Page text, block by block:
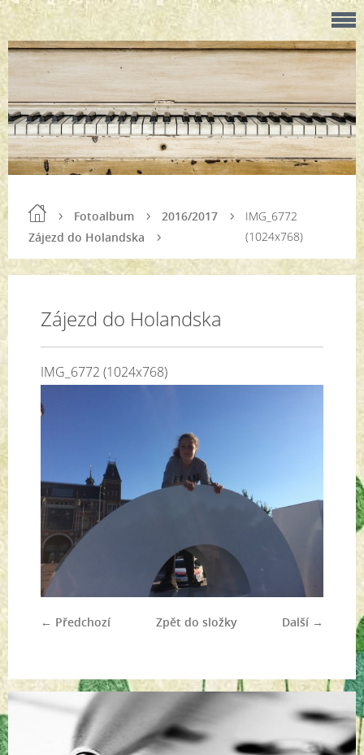
Fotoalbum
2016/2017
Zájezd do Holandska
IMG_6772
(1024x768)
Zájezd do Holandska
IMG_6772 (1024x768)
← Předchozí Další →
Zpět do složky